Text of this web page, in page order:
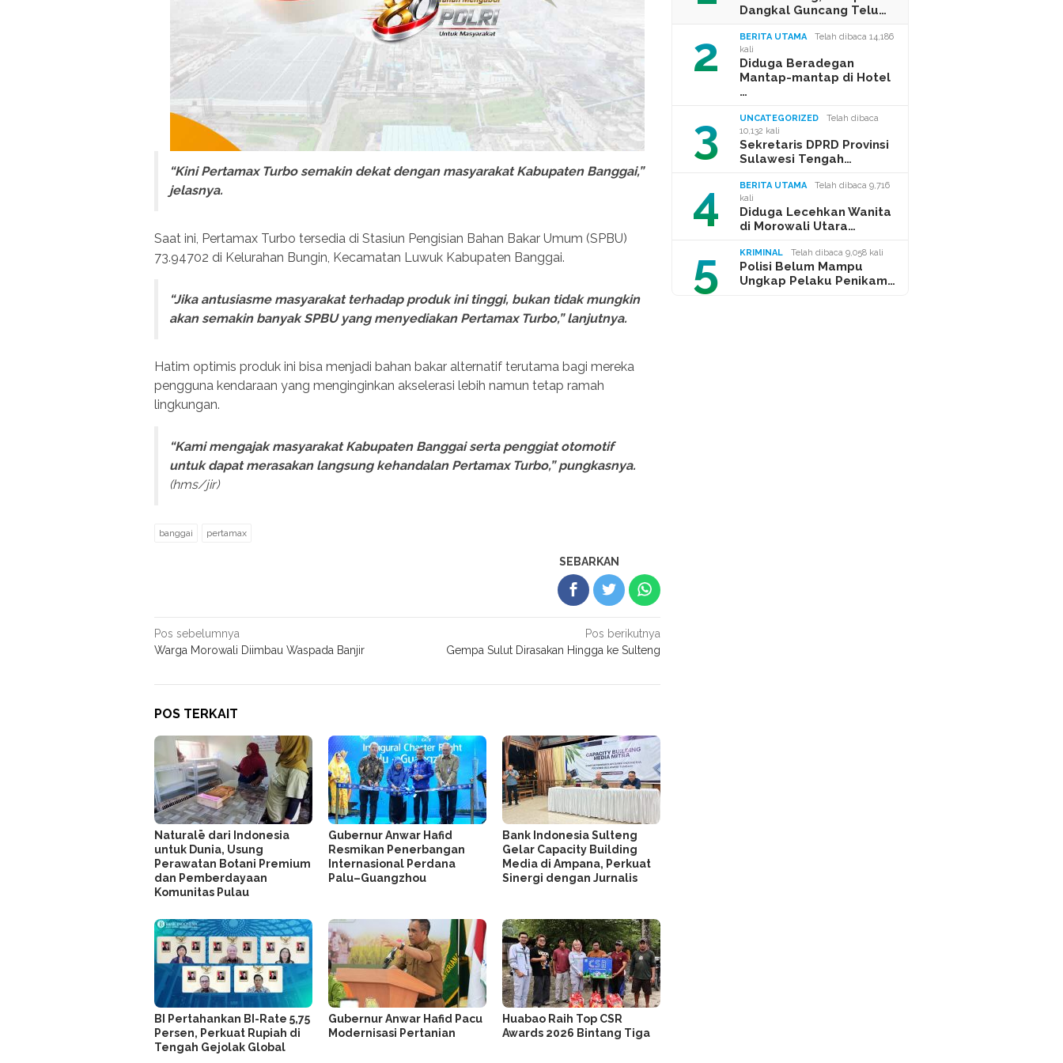
“Kini Pertamax Turbo semakin dekat dengan masyarakat Kabupaten Banggai,”
jelasnya.
Saat ini, Pertamax Turbo tersedia di Stasiun Pengisian Bahan Bakar Umum (SPBU)
73.94702 di Kelurahan Bungin, Kecamatan Luwuk Kabupaten Banggai.
“Jika antusiasme masyarakat terhadap produk ini tinggi, bukan tidak mungkin
akan semakin banyak SPBU yang menyediakan Pertamax Turbo,” lanjutnya.
Hatim optimis produk ini bisa menjadi bahan bakar alternatif terutama bagi mereka
pengguna kendaraan yang menginginkan akselerasi lebih namun tetap ramah
lingkungan.
“Kami mengajak masyarakat Kabupaten Banggai serta penggiat otomotif
untuk dapat merasakan langsung kehandalan Pertamax Turbo,” pungkasnya.
(hms/jir)
banggai pertamax
SEBARKAN
Navigasi
pos
Pos sebelumnya
Warga Morowali Diimbau Waspada Banjir
Pos berikutnya
Gempa Sulut Dirasakan Hingga ke Sulteng
POS TERKAIT
Naturalē dari Indonesia
untuk Dunia, Usung
Perawatan Botani Premium
dan Pemberdayaan
Komunitas Pulau
Gubernur Anwar Hafid
Resmikan Penerbangan
Internasional Perdana
Palu–Guangzhou
Bank Indonesia Sulteng
Gelar Capacity Building
Media di Ampana, Perkuat
Sinergi dengan Jurnalis
BI Pertahankan BI-Rate 5,75
Persen, Perkuat Rupiah di
Tengah Gejolak Global
Gubernur Anwar Hafid Pacu
Modernisasi Pertanian
Huabao Raih Top CSR
Awards 2026 Bintang Tiga
Dangkal Guncang Telu…
2 BERITA UTAMA
Telah dibaca 14,186
kali
Diduga Beradegan
Mantap-mantap di Hotel
…
3 UNCATEGORIZED
Telah dibaca
10,132 kali
Sekretaris DPRD Provinsi
Sulawesi Tengah…
4 BERITA UTAMA
Telah dibaca 9,716
kali
Diduga Lecehkan Wanita
di Morowali Utara…
5 KRIMINAL Telah dibaca 9,058 kali
Polisi Belum Mampu
Ungkap Pelaku Penikam…